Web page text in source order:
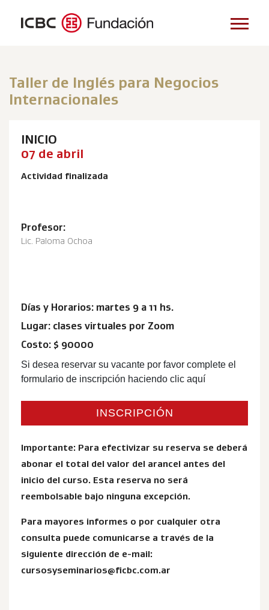
Taller de Inglés para Negocios
Internacionales
INICIO
07 de abril
Actividad finalizada
Profesor:
Lic. Paloma Ochoa
Días y Horarios: martes 9 a 11 hs.
Lugar: clases virtuales por Zoom
Costo: $ 90000
Si desea reservar su vacante por favor complete el
formulario de inscripción haciendo clic aquí
INSCRIPCIÓN
Importante: Para efectivizar su reserva se deberá
abonar el total del valor del arancel antes del
inicio del curso. Esta reserva no será
reembolsable bajo ninguna excepción.
Para mayores informes o por cualquier otra
consulta puede comunicarse a través de la
siguiente dirección de e-mail:
cursosyseminarios@ficbc.com.ar